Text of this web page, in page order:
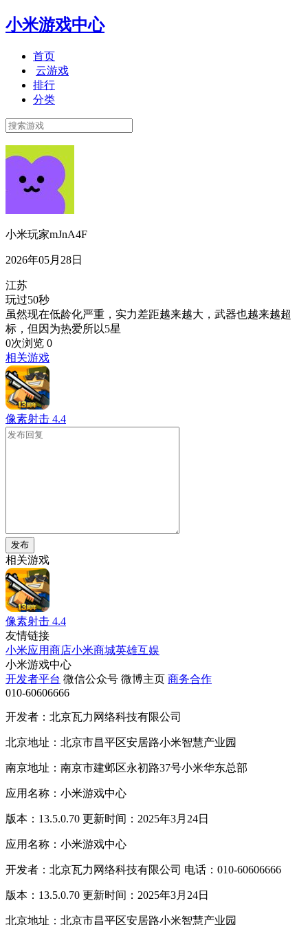
小米游戏中心
首页
云游戏
排行
分类
小米玩家mJnA4F
2026年05月28日
江苏
玩过50秒
虽然现在低龄化严重，实力差距越来越大，武器也越来越超
标，但因为热爱所以5星
0次浏览 0
相关游戏
像素射击 4.4
发布
相关游戏
像素射击 4.4
友情链接
小米应用商店小米商城英雄互娱
小米游戏中心
开发者平台 微信公众号 微博主页 商务合作
010-60606666
开发者：北京瓦力网络科技有限公司
北京地址：北京市昌平区安居路小米智慧产业园
南京地址：南京市建邺区永初路37号小米华东总部
应用名称：小米游戏中心
版本：13.5.0.70 更新时间：2025年3月24日
应用名称：小米游戏中心
开发者：北京瓦力网络科技有限公司 电话：010-60606666
版本：13.5.0.70 更新时间：2025年3月24日
北京地址：北京市昌平区安居路小米智慧产业园